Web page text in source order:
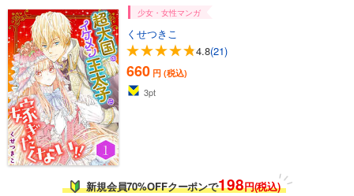
少女・女性マンガ
くせつきこ
4.8(21)
660 円 (税込)
3pt
新規会員70%OFFクーポンで198円(税込)